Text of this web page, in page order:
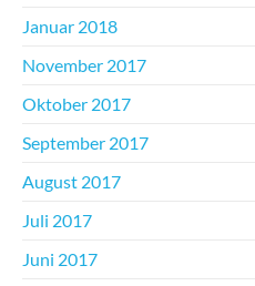
Januar 2018
November 2017
Oktober 2017
September 2017
August 2017
Juli 2017
Juni 2017